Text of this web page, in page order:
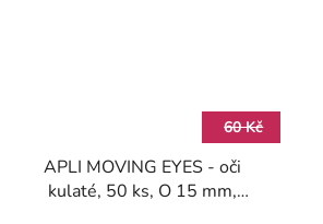
60 Kč
APLI MOVING EYES - oči
kulaté, 50 ks, O 15 mm,